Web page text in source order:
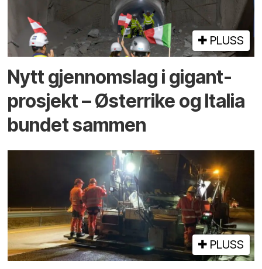
PLUSS
Nytt gjennomslag i gigant­
prosjekt – Østerrike og Italia
bundet sammen
PLUSS